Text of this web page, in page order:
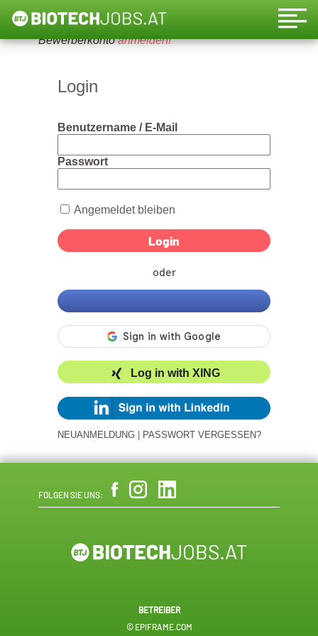
Um diese Funktion nutzen zu können, bitte ein
Bewerberkontoanmelden!
Login
Benutzername / E-Mail
Passwort
Angemeldet bleiben
oder
Log in with XING
NEUANMELDUNG PASSWORT VERGESSEN?
FOLGEN SIE UNS:
BETREIBER
© EPIFRAME.COM